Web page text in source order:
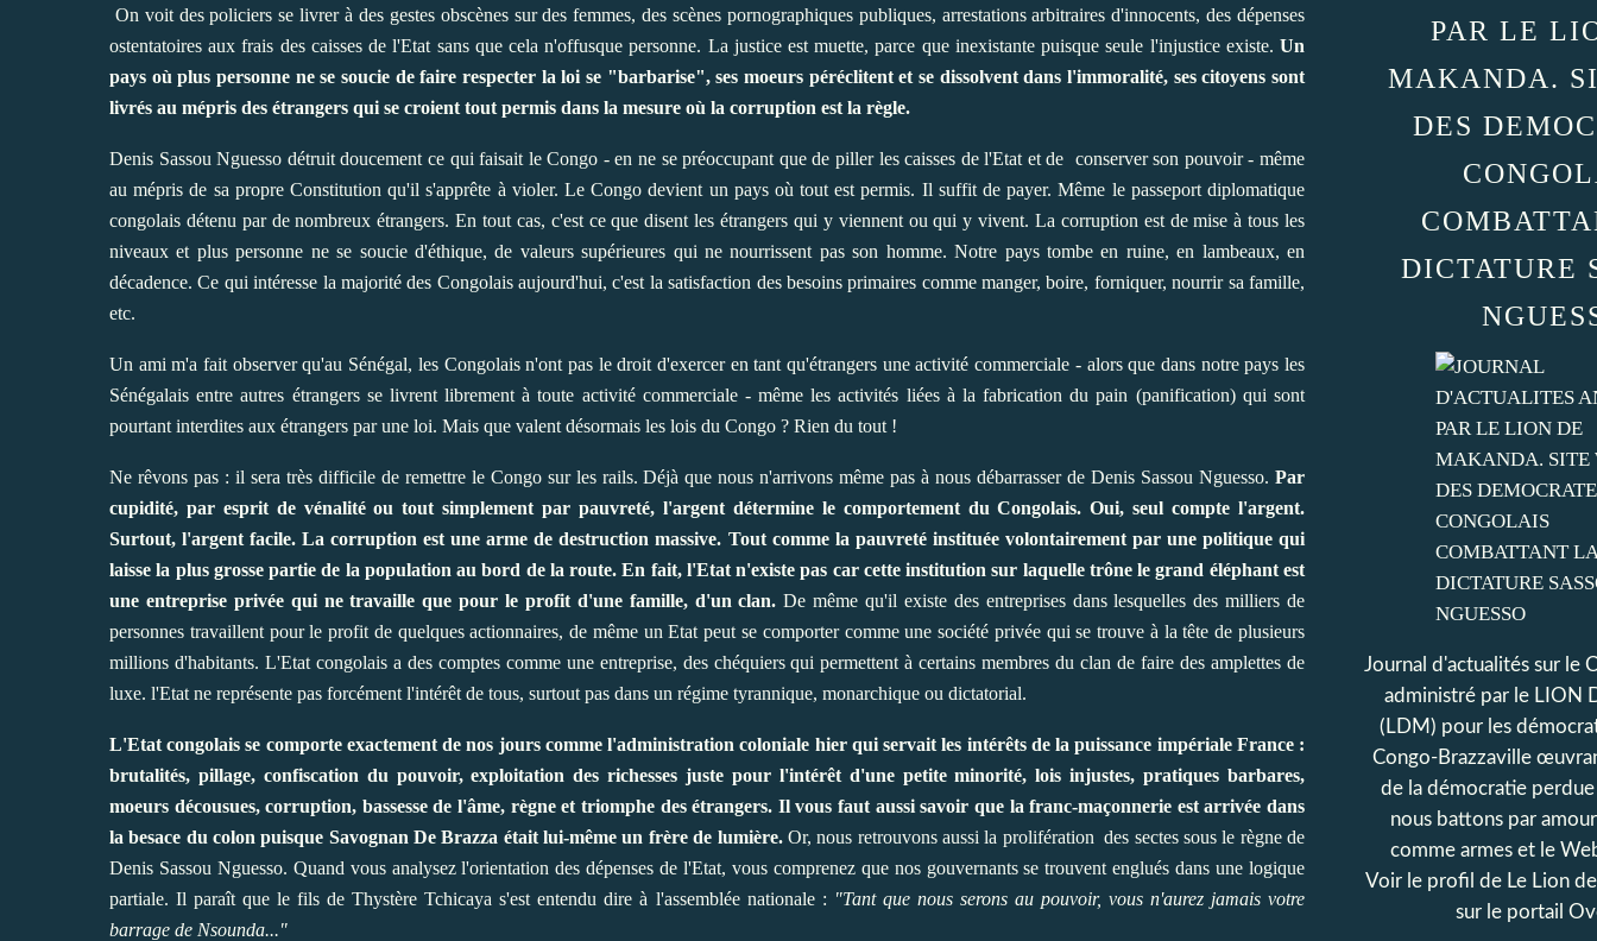
On voit des policiers se livrer à des gestes obscènes sur des femmes, des scènes pornographiques publiques, arrestations arbitraires d'innocents, des dépenses
ostentatoires aux frais des caisses de l'Etat sans que cela n'offusque personne. La justice est muette, parce que inexistante puisque seule l'injustice existe. Un
pays où plus personne ne se soucie de faire respecter la loi se "barbarise", ses moeurs péréclitent et se dissolvent dans l'immoralité, ses citoyens sont
livrés au mépris des étrangers qui se croient tout permis dans la mesure où la corruption est la règle.
Denis Sassou Nguesso détruit doucement ce qui faisait le Congo - en ne se préoccupant que de piller les caisses de l'Etat et de conserver son pouvoir - même
au mépris de sa propre Constitution qu'il s'apprête à violer. Le Congo devient un pays où tout est permis. Il suffit de payer. Même le passeport diplomatique
congolais détenu par de nombreux étrangers. En tout cas, c'est ce que disent les étrangers qui y viennent ou qui y vivent. La corruption est de mise à tous les
niveaux et plus personne ne se soucie d'éthique, de valeurs supérieures qui ne nourrissent pas son homme. Notre pays tombe en ruine, en lambeaux, en
décadence. Ce qui intéresse la majorité des Congolais aujourd'hui, c'est la satisfaction des besoins primaires comme manger, boire, forniquer, nourrir sa famille,
etc.
Un ami m'a fait observer qu'au Sénégal, les Congolais n'ont pas le droit d'exercer en tant qu'étrangers une activité commerciale - alors que dans notre pays les
Sénégalais entre autres étrangers se livrent librement à toute activité commerciale - même les activités liées à la fabrication du pain (panification) qui sont
pourtant interdites aux étrangers par une loi. Mais que valent désormais les lois du Congo ? Rien du tout !
Ne rêvons pas : il sera très difficile de remettre le Congo sur les rails. Déjà que nous n'arrivons même pas à nous débarrasser de Denis Sassou Nguesso. Par
cupidité, par esprit de vénalité ou tout simplement par pauvreté, l'argent détermine le comportement du Congolais. Oui, seul compte l'argent.
Surtout, l'argent facile. La corruption est une arme de destruction massive. Tout comme la pauvreté instituée volontairement par une politique qui
laisse la plus grosse partie de la population au bord de la route. En fait, l'Etat n'existe pas car cette institution sur laquelle trône le grand éléphant est
une entreprise privée qui ne travaille que pour le profit d'une famille, d'un clan. De même qu'il existe des entreprises dans lesquelles des milliers de
personnes travaillent pour le profit de quelques actionnaires, de même un Etat peut se comporter comme une société privée qui se trouve à la tête de plusieurs
millions d'habitants. L'Etat congolais a des comptes comme une entreprise, des chéquiers qui permettent à certains membres du clan de faire des amplettes de
luxe. l'Etat ne représente pas forcément l'intérêt de tous, surtout pas dans un régime tyrannique, monarchique ou dictatorial.
L'Etat congolais se comporte exactement de nos jours comme l'administration coloniale hier qui servait les intérêts de la puissance impériale France :
brutalités, pillage, confiscation du pouvoir, exploitation des richesses juste pour l'intérêt d'une petite minorité, lois injustes, pratiques barbares,
moeurs décousues, corruption, bassesse de l'âme, règne et triomphe des étrangers. Il vous faut aussi savoir que la franc-maçonnerie est arrivée dans
la besace du colon puisque Savognan De Brazza était lui-même un frère de lumière.Or, nous retrouvons aussi la prolifération des sectes sous le règne de
Denis Sassou Nguesso. Quand vous analysez l'orientation des dépenses de l'Etat, vous comprenez que nos gouvernants se trouvent englués dans une logique
partiale. Il paraît que le fils de Thystère Tchicaya s'est entendu dire à l'assemblée nationale : "Tant que nous serons au pouvoir, vous n'aurez jamais votre
barrage de Nsounda..."
PAR LE
MAKANDA.
DES
DICTATURE
Journal d'actualités sur le
administré par le LION
(LDM) pour les
Congo-Brazzaville
de la démocratie
nous battons par
comme armes et le
Voir le profil de Le Lion
sur le portail